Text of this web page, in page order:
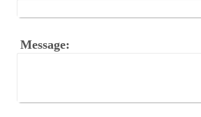
Message: